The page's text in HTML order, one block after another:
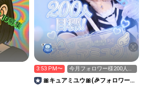
3:53 PM〜
今月フォロワー様200人目
標！皆と達成したいで
す！
🎀キュアミユウ🎀‪(🎉フォロワー様